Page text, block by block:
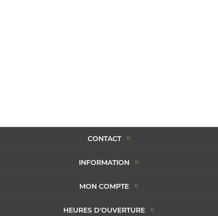
CONTACT
INFORMATION
MON COMPTE
HEURES D'OUVERTURE